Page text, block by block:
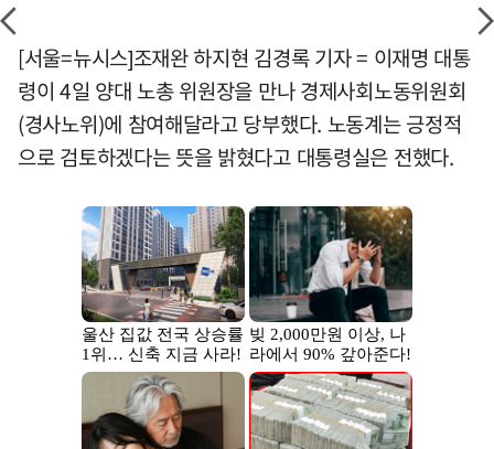
[서울=뉴시스]조재완 하지현 김경록 기자 = 이재명 대통
령이 4일 양대 노총 위원장을 만나 경제사회노동위원회
(경사노위)에 참여해달라고 당부했다. 노동계는 긍정적
으로 검토하겠다는 뜻을 밝혔다고 대통령실은 전했다.